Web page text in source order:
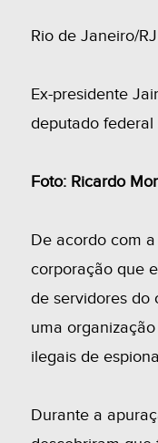
Rio de Janeiro/
Ex-presidente
deputado
Foto: Ricardo
De acordo com
corporação que
de servidores do
uma
ilegais de
Durante a